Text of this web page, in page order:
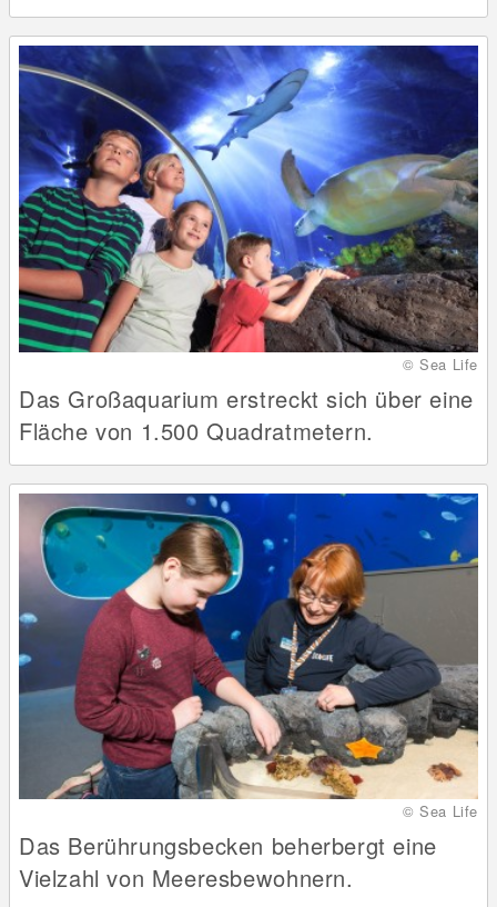
© Sea Life
Das Großaquarium erstreckt sich über eine
Fläche von 1.500 Quadratmetern.
© Sea Life
Das Berührungsbecken beherbergt eine
Vielzahl von Meeresbewohnern.